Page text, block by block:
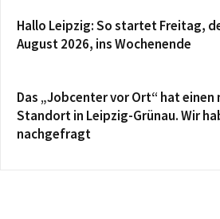
Hallo Leipzig: So startet Freitag,
August 2026, ins Wochenende
Das „Jobcenter vor Ort“ hat einen
Standort in Leipzig-Grünau. Wir
nachgefragt